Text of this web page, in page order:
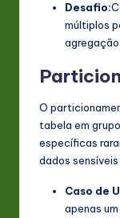
Desafio:
múltiplos
agregação.
O
tabela em
específicas
dados
Caso de
apenas